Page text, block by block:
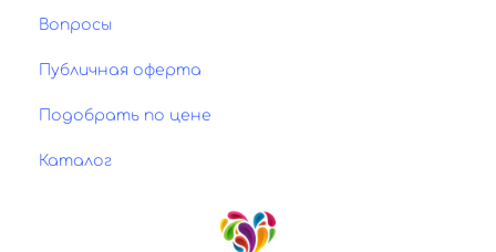
Вопросы
Публичная оферта
Подобрать по цене
Каталог